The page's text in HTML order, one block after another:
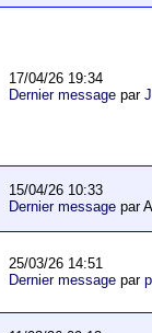
17/04/26 19:34
Dernier messagepar
15/04/26 10:33
Dernier messagepar
25/03/26 14:51
Dernier messagepar